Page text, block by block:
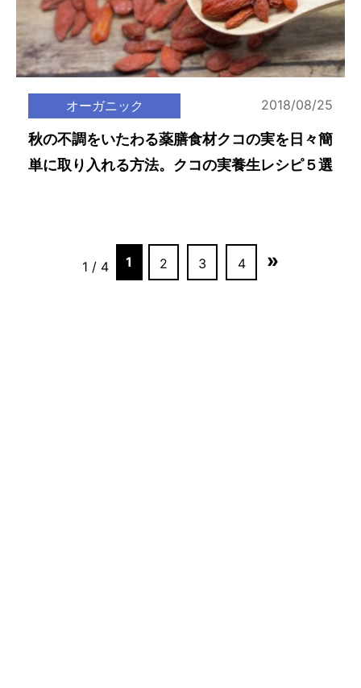
オーガニック 2018/08/25
秋の不調をいたわる薬膳食材クコの実を日々簡
単に取り入れる方法。クコの実養生レシピ５選
1 / 4 1 2 3 4 »